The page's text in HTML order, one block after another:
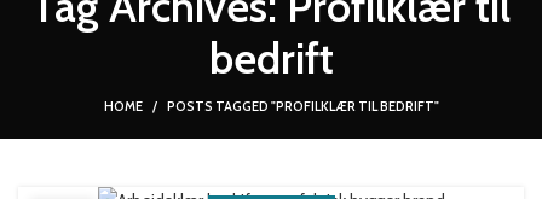
bedrift
HOME POSTS TAGGED "PROFILKLÆR TIL BEDRIFT"